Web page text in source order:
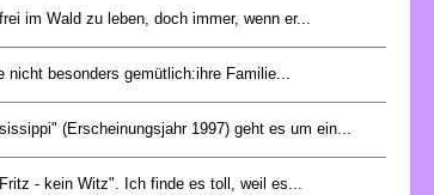
im Wald zu leben, doch immer, wenn er...
nicht besonders gemütlich:ihre Familie...
(Erscheinungsjahr 1997) geht es um ein...
- kein Witz". Ich finde es toll, weil es...